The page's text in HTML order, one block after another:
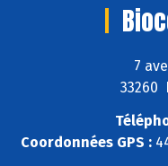
7
33260
Coordonnées GPS :